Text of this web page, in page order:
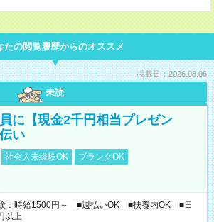
たの閲覧履歴からのオススメ
掲載日：2026.08.06
未読
に【現金2千円相当プレゼン
い
社会人未経験OK
ブランクOK
：時給1500円～ ■週払いOK ■扶養内OK ■日
以上